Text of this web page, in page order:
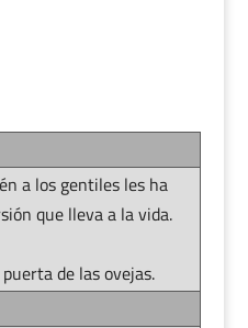
a los gentiles les ha
que lleva a la vida.
de las ovejas.